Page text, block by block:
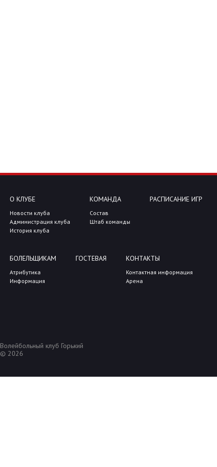
О КЛУБЕ
Новости клуба
Администрация клуба
История клуба
КОМАНДА
Состав
Штаб команды
РАСПИСАНИЕ ИГР
БОЛЕЛЬЩИКАМ
Атрибутика
Информация
ГОСТЕВАЯ КОНТАКТЫ
Контактная информация
Арена
Волейбольный клуб Горький
© 2026